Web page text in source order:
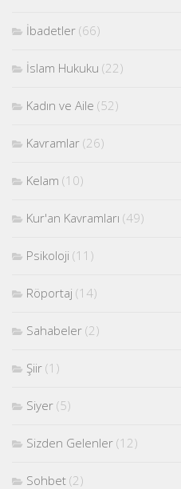
İbadetler (66)
İslam Hukuku (22)
Kadın ve Aile (52)
Kavramlar (26)
Kelam (10)
Kur'an Kavramları (49)
Psikoloji (11)
Röportaj (14)
Sahabeler (2)
Şiir (1)
Siyer (5)
Sizden Gelenler (12)
Sohbet (2)